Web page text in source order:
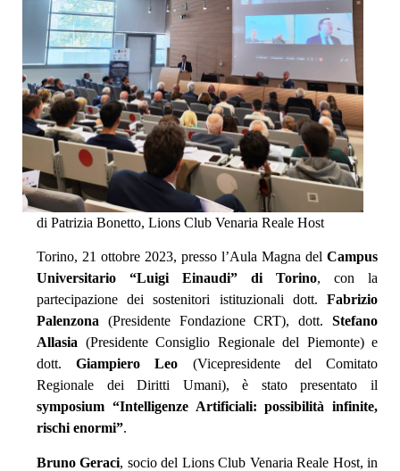
di Patrizia Bonetto, Lions Club Venaria Reale Host
Torino, 21 ottobre 2023, presso l’Aula Magna del Campus
Universitario “Luigi Einaudi” di Torino, con la
partecipazione dei sostenitori istituzionali dott. Fabrizio
Palenzona (Presidente Fondazione CRT), dott. Stefano
Allasia (Presidente Consiglio Regionale del Piemonte) e
dott.Giampiero Leo (Vicepresidente del Comitato
Regionale dei Diritti Umani), è stato presentato il
symposium “Intelligenze Artificiali: possibilità infinite,
rischi enormi”.
Bruno Geraci, socio del Lions Club Venaria Reale Host, in